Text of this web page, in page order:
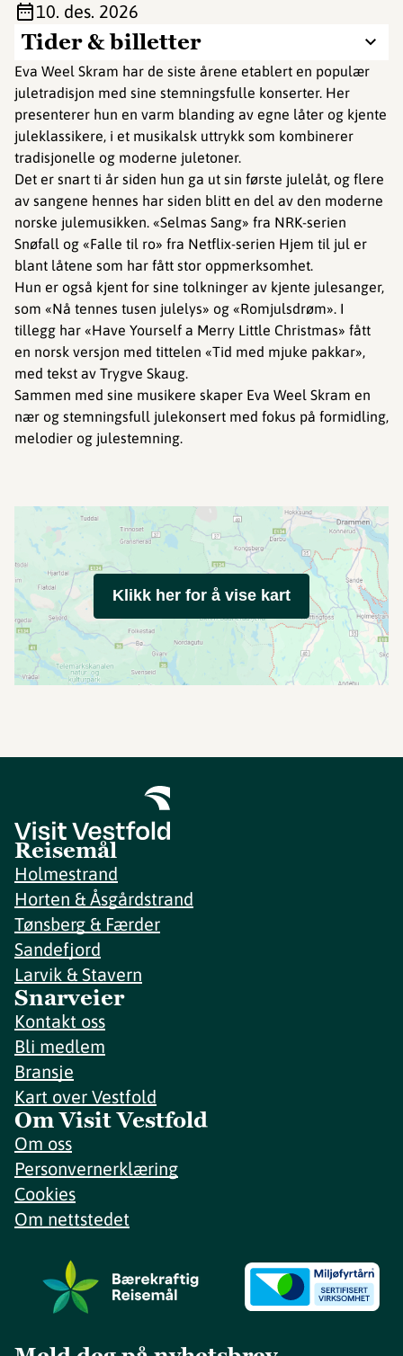
Tider & billetter
Eva Weel Skram har de siste årene etablert en populær
juletradisjon med sine stemningsfulle konserter. Her
presenterer hun en varm blanding av egne låter og kjente
juleklassikere, i et musikalsk uttrykk som kombinerer
tradisjonelle og moderne juletoner.
Det er snart ti år siden hun ga ut sin første julelåt, og flere
av sangene hennes har siden blitt en del av den moderne
norske julemusikken. «Selmas Sang» fra NRK-serien
Snøfall og «Falle til ro» fra Netflix-serien Hjem til jul er
blant låtene som har fått stor oppmerksomhet.
Hun er også kjent for sine tolkninger av kjente julesanger,
som «Nå tennes tusen julelys» og «Romjulsdrøm». I
tillegg har «Have Yourself a Merry Little Christmas» fått
en norsk versjon med tittelen «Tid med mjuke pakkar»,
med tekst av Trygve Skaug.
Sammen med sine musikere skaper Eva Weel Skram en
nær og stemningsfull julekonsert med fokus på formidling,
melodier og julestemning.
10. des. 2026
Klikk her for å vise kart
Reisemål
Holmestrand
Horten & Åsgårdstrand
Tønsberg & Færder
Sandefjord
Larvik & Stavern
Snarveier
Kontakt oss
Bli medlem
Bransje
Kart over Vestfold
Om Visit Vestfold
Om oss
Personvernerklæring
Cookies
Om nettstedet